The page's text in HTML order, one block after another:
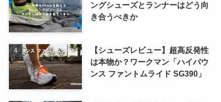
ングシューズとランナーはどう向
き合うべきか
【シューズレビュー】超高反発性
は本物か？ワークマン「ハイバウ
ンス ファントムライド SG390」